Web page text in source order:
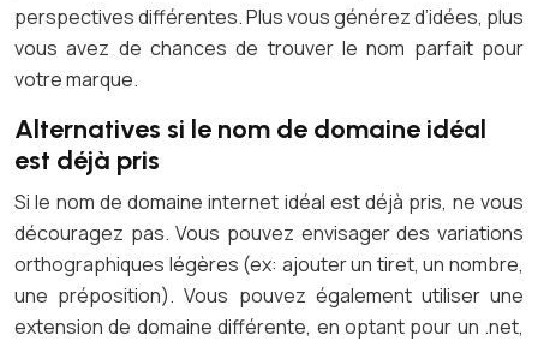
perspectives différentes. Plus vous générez d’idées, plus
vous avez de chances de trouver le nom parfait pour
votre marque.
Alternatives si le nom de domaine idéal
est déjà pris
Si le nom de domaine internet idéal est déjà pris, ne vous
découragez pas. Vous pouvez envisager des variations
orthographiques légères (ex: ajouter un tiret, un nombre,
une préposition). Vous pouvez également utiliser une
extension de domaine différente, en optant pour un .net,